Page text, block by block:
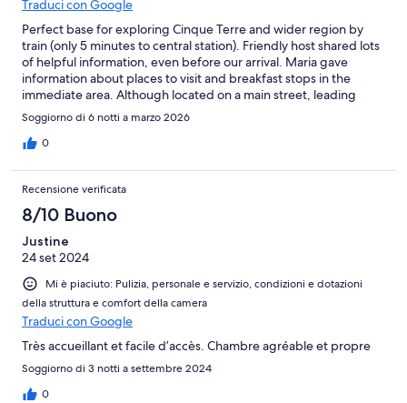
Traduci con Google
Perfect base for exploring Cinque Terre and wider region by
train (only 5 minutes to central station). Friendly host shared lots
of helpful information, even before our arrival. Maria gave
information about places to visit and breakfast stops in the
immediate area. Although located on a main street, leading
straight to central predestrianised area of shops, bars and
restaurants and marina, very quiet at night. The local church bell
chimes at quarter past, so don't be late! 😂Room excellent,
fridge. Our only tweaks would be a firmer mattress (which is
obviously a personal preference) and a couple of reusable
cups/glasses/spoons available.
Soggiorno di 6 notti a marzo 2026
0
Recensione verificata
8/10 Buono
Justine
24 set 2024
Mi è piaciuto: Pulizia, personale e servizio, condizioni e dotazioni
della struttura e comfort della camera
Traduci con Google
Très accueillant et facile d’accès. Chambre agréable et propre
Soggiorno di 3 notti a settembre 2024
0